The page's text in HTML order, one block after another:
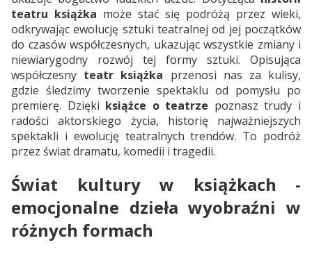
teatru książka może stać się podróżą przez wieki,
odkrywając ewolucję sztuki teatralnej od jej początków
do czasów współczesnych, ukazując wszystkie zmiany i
niewiarygodny rozwój tej formy sztuki. Opisująca
współczesny teatr książka przenosi nas za kulisy,
gdzie śledzimy tworzenie spektaklu od pomysłu po
premierę. Dzięki książce o teatrze poznasz trudy i
radości aktorskiego życia, historię najważniejszych
spektakli i ewolucję teatralnych trendów. To podróż
przez świat dramatu, komedii i tragedii.
Świat kultury w książkach -
emocjonalne dzieła wyobraźni w
różnych formach